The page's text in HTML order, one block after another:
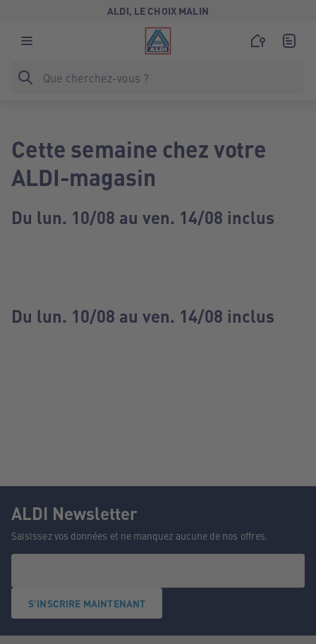
ALDI, LE CHOIX MALIN
Cette semaine chez votre
ALDI-magasin
Du lun. 10/08 au ven. 14/08 inclus
Du lun. 10/08 au ven. 14/08 inclus
ALDI Newsletter
Saisissez vos données et ne manquez aucune de nos offres.
S'INSCRIRE MAINTENANT